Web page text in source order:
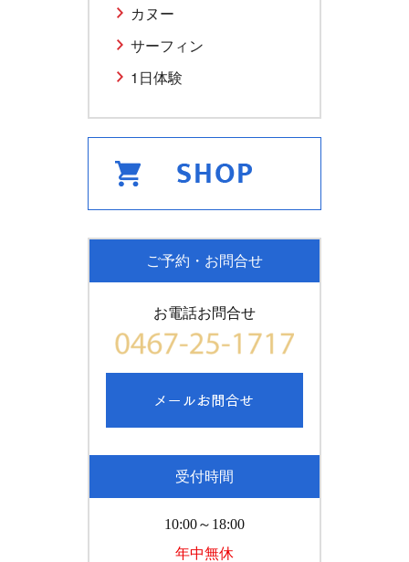
カヌー
サーフィン
1日体験
ご予約・お問合せ
お電話お問合せ
受付時間
10:00～18:00
年中無休